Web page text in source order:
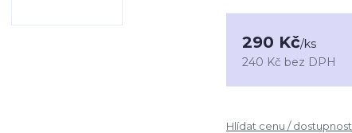
290 Kč/ks
240 Kč bez DPH
Hlídat cenu / dostupnost